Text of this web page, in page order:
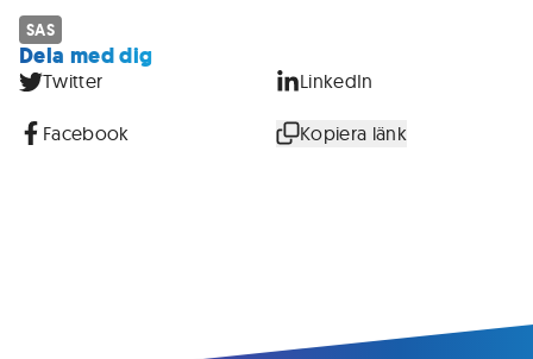
SAS
Dela med dig
Twitter LinkedIn
Facebook Kopiera länk